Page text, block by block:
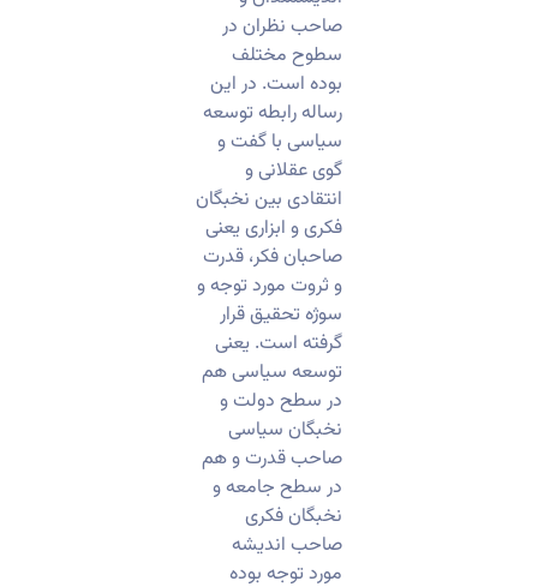
صاحب نظران در
سطوح مختلف
بوده است. در این
رساله رابطه توسعه
سیاسی با گفت و
گوی عقلانی و
انتقادی بین نخبگان
فکری و ابزاری یعنی
صاحبان فکر، قدرت
و ثروت مورد توجه و
سوژه تحقیق قرار
گرفته است. یعنی
توسعه سیاسی هم
در سطح دولت و
نخبگان سیاسی
صاحب قدرت و هم
در سطح جامعه و
نخبگان فکری
صاحب اندیشه
مورد توجه بوده